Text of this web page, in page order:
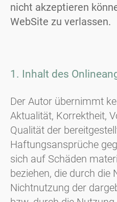
nicht akzeptieren
WebSite zu verlassen.
1. Inhalt des
Der Autor übernimmt
Aktualität, Korrektheit,
Qualität der
Haftungsansprüche
sich auf Schäden
beziehen, die durch die
Nichtnutzung der